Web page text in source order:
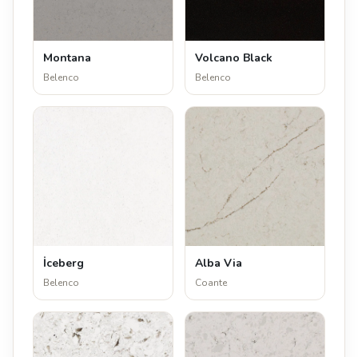
Montana
Belenco
Volcano Black
Belenco
İceberg
Belenco
Alba Via
Coante